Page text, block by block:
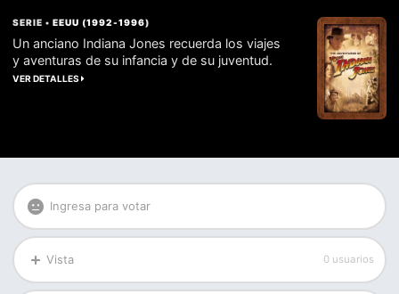
SERIE •EEUU (1992-1996)
Un anciano Indiana Jones recuerda los viajes
y aventuras de su infancia y de su juventud.
VER DETALLES
Ingresa para votar
Vista 0 usuarios